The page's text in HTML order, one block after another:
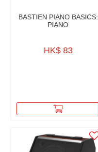
BASTIEN PIANO BASICS:
PIANO
HK$ 83